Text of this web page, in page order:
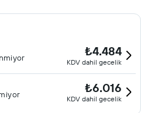
₺4.484
KDV dahil gecelik
₺6.016
KDV dahil gecelik